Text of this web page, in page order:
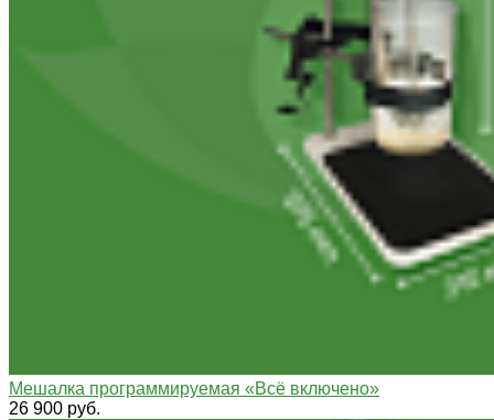
Мешалка программируемая «Всё включено»
26 900 руб.